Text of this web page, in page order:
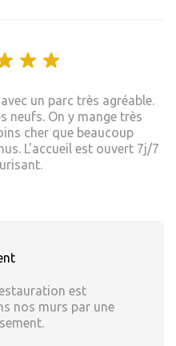
un parc très agréable.
neufs. On y mange très
cher que beaucoup
L'accueil est ouvert 7j/7
est
nos murs par une